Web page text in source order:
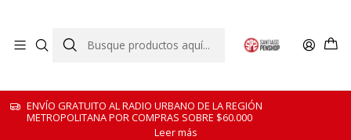
ENVÍO GRATUITO AL RADIO URBANO DE LA REGIÓN
METROPOLITANA POR COMPRAS SOBRE $60.000
Leer más